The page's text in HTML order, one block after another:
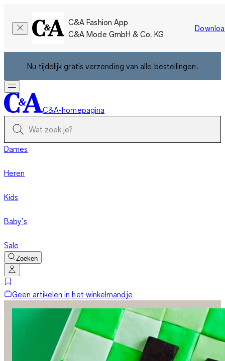
C&A Fashion App
C&A Mode GmbH & Co. KG
Nu tijdelijk gratis verzending van alle bestellingen.
C&A-homepagina
Dames
Heren
Kids
Baby’s
Sale
Zoeken
Geen artikelen in het winkelmandje